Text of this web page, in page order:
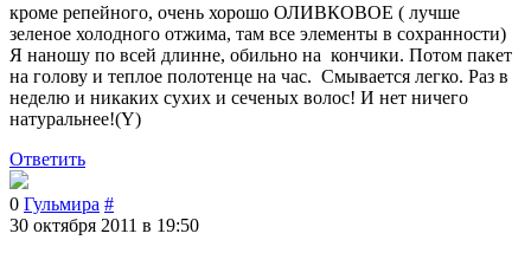
кроме репейного, очень хорошо ОЛИВКОВОЕ ( лучше
зеленое холодного отжима, там все элементы в сохранности)
Я наношу по всей длинне, обильно на кончики. Потом пакет
на голову и теплое полотенце на час. Смывается легко. Раз в
неделю и никаких сухих и сеченых волос! И нет ничего
натуральнее!(Y)
Ответить
0 Гульмира #
30 октября 2011 в 19:50